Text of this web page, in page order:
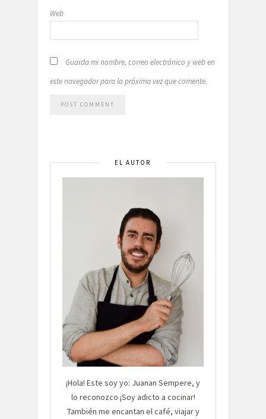
Web
Guarda mi nombre, correo electrónico y web en
este navegador para la próxima vez que comente.
EL AUTOR
¡Hola! Este soy yo: Juanan Sempere, y
lo reconozco ¡Soy adicto a cocinar!
También me encantan el café, viajar y